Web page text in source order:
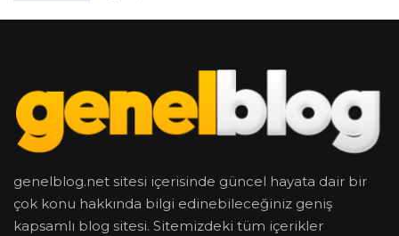
genelblog.net sitesi içerisinde güncel hayata dair bir
çok konu hakkında bilgi edinebileceğiniz geniş
kapsamlı blog sitesi. Sitemizdeki tüm içerikler